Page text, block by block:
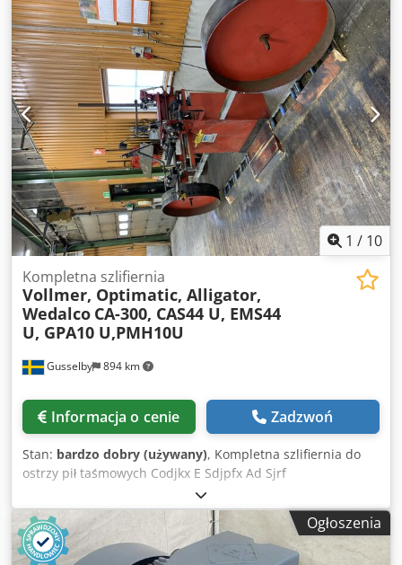
1 / 10
Gusselby 894 km
Kompletna szlifiernia
Vollmer, Optimatic, Alligator,
Wedalco CA-300, CAS44 U, EMS44
U, GPA10 U,PMH10U
Informacja o cenie Zadzwoń
Stan: bardzo dobry (używany), Kompletna szlifiernia do
ostrzy pił taśmowych Codjkx E Sdjpfx Ad Sjrf
Ogłoszenia